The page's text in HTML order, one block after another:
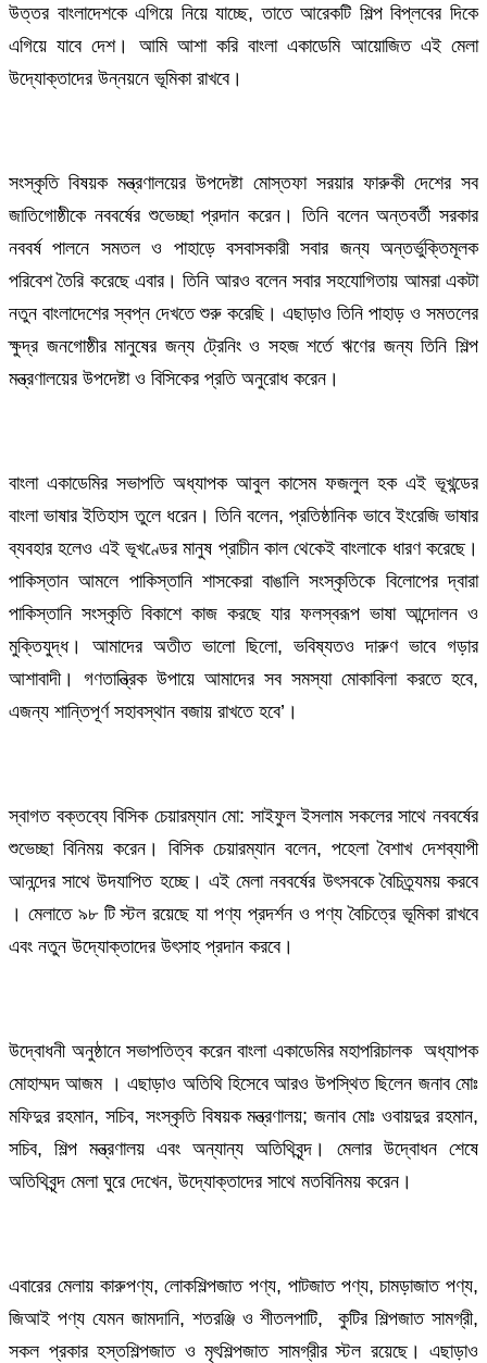
উত্তর বাংলাদেশকে এগিয়ে নিয়ে যাচ্ছে, তাতে আরেকটি শিল্প বিপ্লবের দিকে
এগিয়ে যাবে দেশ। আমি আশা করি বাংলা একাডেমি আয়োজিত এই মেলা
উদ্যোক্তাদের উন্নয়নে ভূমিকা রাখবে।
সংস্কৃতি বিষয়ক মন্ত্রণালয়ের উপদেষ্টা মোস্তফা সরয়ার ফারুকী দেশের সব
জাতিগোষ্ঠীকে নববর্ষের শুভেচ্ছা প্রদান করেন। তিনি বলেন অন্তবর্তী সরকার
নববর্ষ পালনে সমতল ও পাহাড়ে বসবাসকারী সবার জন্য অন্তর্ভুক্তিমূলক
পরিবেশ তৈরি করেছে এবার। তিনি আরও বলেন সবার সহযোগিতায় আমরা একটা
নতুন বাংলাদেশের স্বপ্ন দেখতে শুরু করেছি। এছাড়াও তিনি পাহাড় ও সমতলের
ক্ষুদ্র জনগোষ্ঠীর মানুষের জন্য ট্রেনিং ও সহজ শর্তে ঋণের জন্য তিনি শিল্প
মন্ত্রণালয়ের উপদেষ্টা ও বিসিকের প্রতি অনুরোধ করেন।
বাংলা একাডেমির সভাপতি অধ্যাপক আবুল কাসেম ফজলুল হক এই ভূখন্ডের
বাংলা ভাষার ইতিহাস তুলে ধরেন। তিনি বলেন, প্রতিষ্ঠানিক ভাবে ইংরেজি ভাষার
ব্যবহার হলেও এই ভূখণ্ডের মানুষ প্রাচীন কাল থেকেই বাংলাকে ধারণ করেছে।
পাকিস্তান আমলে পাকিস্তানি শাসকেরা বাঙালি সংস্কৃতিকে বিলোপের দ্বারা
পাকিস্তানি সংস্কৃতি বিকাশে কাজ করছে যার ফলস্বরূপ ভাষা আন্দোলন ও
মুক্তিযুদ্ধ। আমাদের অতীত ভালো ছিলো, ভবিষ্যতও দারুণ ভাবে গড়ার
আশাবাদী। গণতান্ত্রিক উপায়ে আমাদের সব সমস্যা মোকাবিলা করতে হবে,
এজন্য শান্তিপূর্ণ সহাবস্থান বজায় রাখতে হবে’।
স্বাগত বক্তব্যে বিসিক চেয়ারম্যান মো: সাইফুল ইসলাম সকলের সাথে নববর্ষের
শুভেচ্ছা বিনিময় করেন। বিসিক চেয়ারম্যান বলেন, পহেলা বৈশাখ দেশব্যাপী
আনন্দের সাথে উদযাপিত হচ্ছে। এই মেলা নববর্ষের উৎসবকে বৈচিত্র্যময় করবে
। মেলাতে ৯৮ টি স্টল রয়েছে যা পণ্য প্রদর্শন ও পণ্য বৈচিত্রে ভূমিকা রাখবে
এবং নতুন উদ্যোক্তাদের উৎসাহ প্রদান করবে।
উদ্বোধনী অনুষ্ঠানে সভাপতিত্ব করেন বাংলা একাডেমির মহাপরিচালক অধ্যাপক
মোহাম্মদ আজম । এছাড়াও অতিথি হিসেবে আরও উপস্থিত ছিলেন জনাব মোঃ
মফিদুর রহমান, সচিব, সংস্কৃতি বিষয়ক মন্ত্রণালয়; জনাব মোঃ ওবায়দুর রহমান,
সচিব, শিল্প মন্ত্রণালয় এবং অন্যান্য অতিথিবৃন্দ। মেলার উদ্বোধন শেষে
অতিথিবৃন্দ মেলা ঘুরে দেখেন, উদ্যোক্তাদের সাথে মতবিনিময় করেন।
এবারের মেলায় কারুপণ্য, লোকশিল্পজাত পণ্য, পাটজাত পণ্য, চামড়াজাত পণ্য,
জিআই পণ্য যেমন জামদানি, শতরঞ্জি ও শীতলপাটি, কুটির শিল্পজাত সামগ্রী,
সকল প্রকার হস্তশিল্পজাত ও মৃৎশিল্পজাত সামগ্রীর স্টল রয়েছে। এছাড়াও